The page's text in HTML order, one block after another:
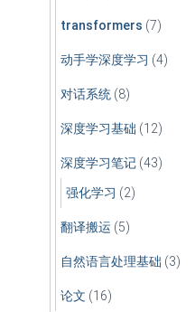
transformers (7)
动手学深度学习 (4)
对话系统 (8)
深度学习基础 (12)
深度学习笔记 (43)
强化学习 (2)
翻译搬运 (5)
自然语言处理基础 (3)
论文 (16)